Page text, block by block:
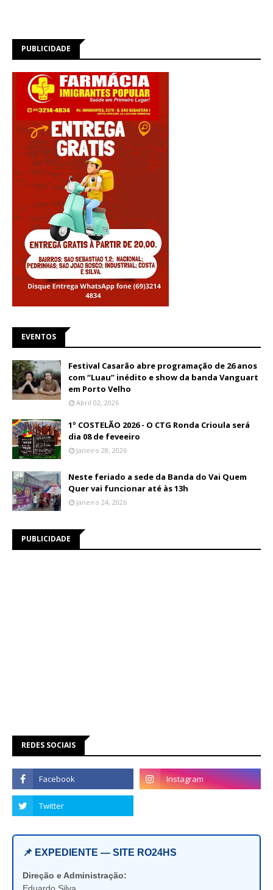
PUBLICIDADE
EVENTOS
Festival Casarão abre programação de 26 anos
com “Luau” inédito e show da banda Vanguart
em Porto Velho
Abril 02, 2026
1º COSTELÃO 2026 - O CTG Ronda Crioula será
dia 08 de feveeiro
Janeiro 28, 2026
Neste feriado a sede da Banda do Vai Quem
Quer vai funcionar até às 13h
Janeiro 24, 2026
PUBLICIDADE
REDES SOCIAIS
📌 EXPEDIENTE — SITE RO24HS
Direção e Administração: